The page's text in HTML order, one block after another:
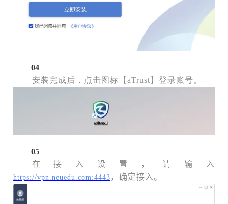
04
安装完成后，点击图标【aTrust】登录账号。
05
在接入设置，请输入
https://vpn.neuedu.com:4443 ，确定接入。